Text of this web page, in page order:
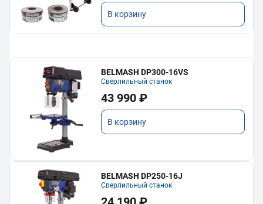
В корзину
BELMASH DP300-16VS
Сверлильный станок
43 990 ₽
В корзину
BELMASH DP250-16J
Сверлильный станок